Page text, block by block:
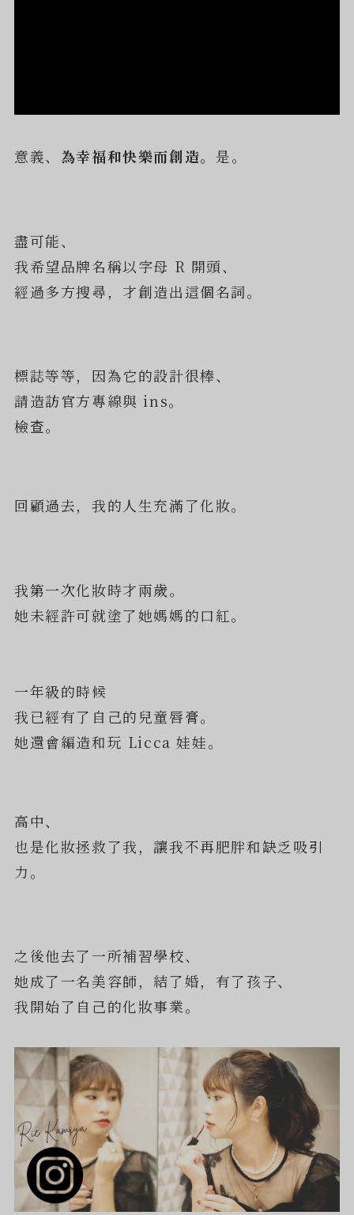
意義、 為幸福和快樂而創造。 是。
盡可能、
我希望品牌名稱以字母 R 開頭、
經過多方搜尋，才創造出這個名詞。
標誌等等，因為它的設計很棒、
請造訪官方專線與 ins。
檢查。
回顧過去，我的人生充滿了化妝。
我第一次化妝時才兩歲。
她未經許可就塗了她媽媽的口紅。
一年級的時候
我已經有了自己的兒童唇膏。
她還會編造和玩 Licca 娃娃。
高中、
也是化妝拯救了我，讓我不再肥胖和缺乏吸引
力。
之後他去了一所補習學校、
她成了一名美容師，結了婚，有了孩子、
我開始了自己的化妝事業。